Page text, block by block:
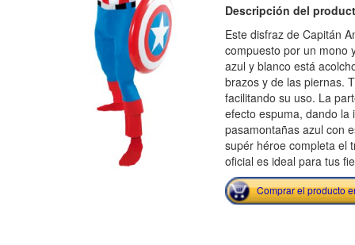
Descripción del
Este disfraz de Capitán
compuesto por un mono
azul y blanco está
brazos y de las piernas.
facilitando su uso. La
efecto espuma, dando la
pasamontañas azul con
supér héroe completa el
oficial es ideal para tus
Comprar el producto